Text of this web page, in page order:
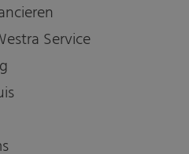
Service